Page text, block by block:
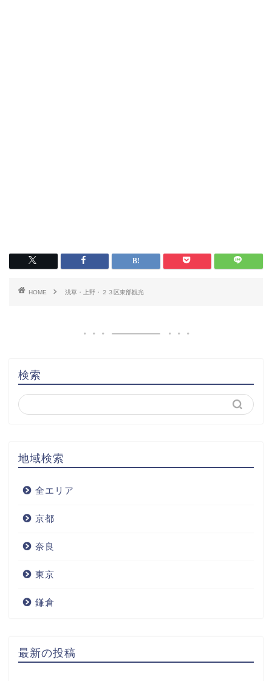
HOME 浅草・上野・２３区東部観光
検索
地域検索
全エリア
京都
奈良
東京
鎌倉
最新の投稿